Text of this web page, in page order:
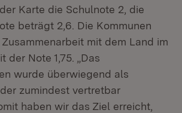
Karte die Schulnote 2, die
beträgt 2,6. Die Kommunen
mit dem Land im
der Note 1,75. „Das
wurde überwiegend als
zumindest vertretbar
haben wir das Ziel erreicht,